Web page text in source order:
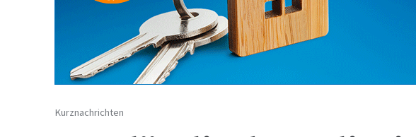
Kurznachrichten